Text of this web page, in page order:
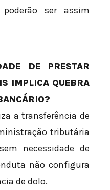
ser assim
DE PRESTAR
IMPLICA QUEBRA
a transferência de
tributária
necessidade de
não configura
de dolo.